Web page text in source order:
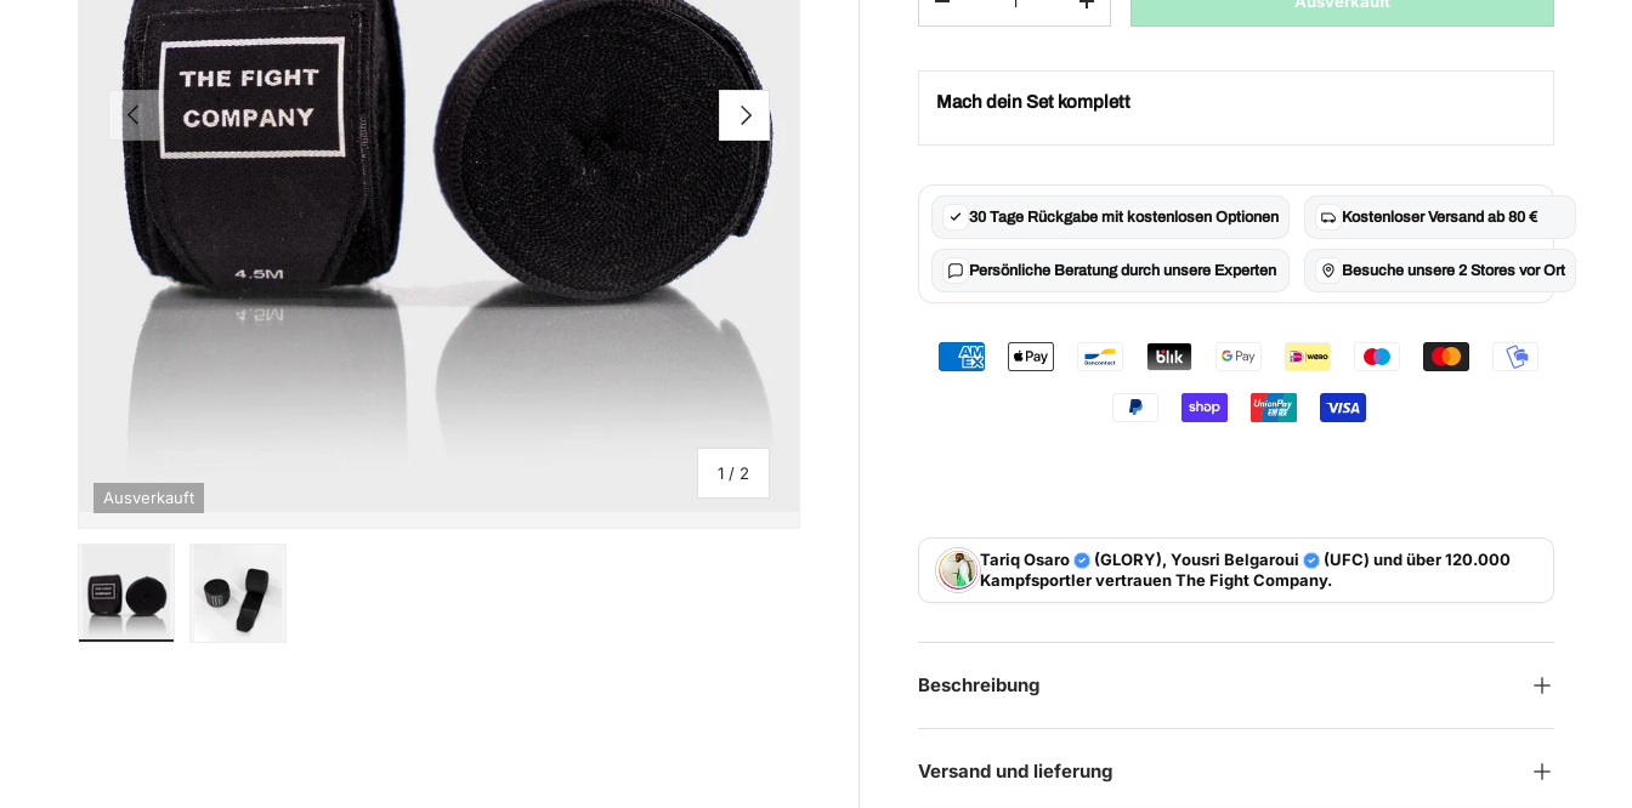
Vorherige
1 / von
2
Nächste
Ausverkauft
Menge verringern Menge erhöhen
Mach dein Set komplett
30 Tage Rückgabe mit kostenlosen Optionen Kostenloser Versand ab 80 €
Persönliche Beratung durch unsere Experten Besuche unsere 2 Stores vor Ort
Tariq Osaro (GLORY), Yousri Belgaroui
(UFC) und über 120.000
Kampfsportler vertrauenThe Fight Company.
Beschreibung
Versand und lieferung